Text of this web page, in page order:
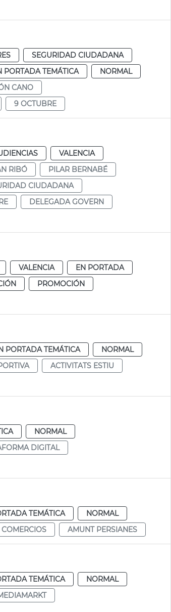
SEGURIDAD CIUDADANA
PORTADA TEMÁTICA
NORMAL
CANO
9 OCTUBRE
VALENCIA
RIBÓ
PILAR BERNABÉ
CIUDADANA
DELEGADA GOVERN
VALENCIA
EN PORTADA
PROMOCIÓN
PORTADA TEMÁTICA
NORMAL
ACTIVITATS ESTIU
NORMAL
DIGITAL
TEMÁTICA
NORMAL
COMERCIOS AMUNT PERSIANES
TEMÁTICA
NORMAL